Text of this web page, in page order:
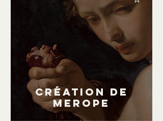
Création de
MEROPE